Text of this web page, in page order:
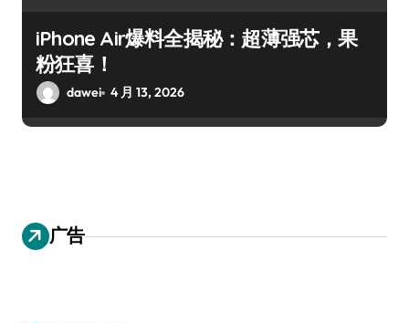
iPhone Air爆料全揭秘：超薄强芯，果
粉狂喜！
dawei 4 月 13, 2026
广告